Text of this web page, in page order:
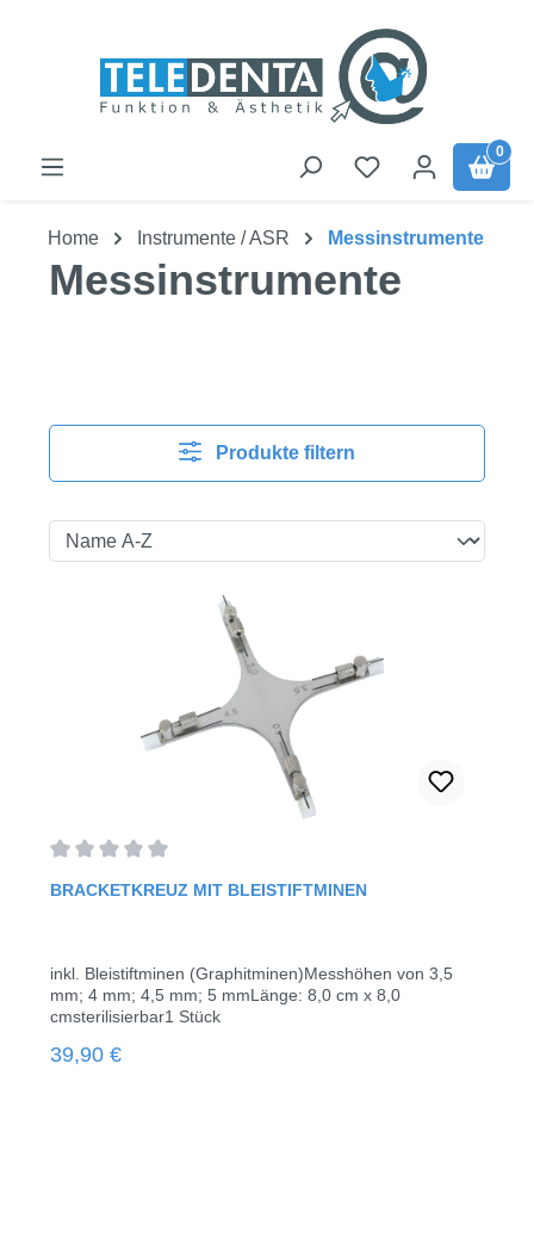
0
Home Instrumente / ASR Messinstrumente
Messinstrumente
Produkte filtern
BRACKETKREUZ MIT BLEISTIFTMINEN
inkl. Bleistiftminen (Graphitminen)Messhöhen von 3,5
mm; 4 mm; 4,5 mm; 5 mmLänge: 8,0 cm x 8,0
cmsterilisierbar1 Stück
Regulärer Preis:
39,90 €